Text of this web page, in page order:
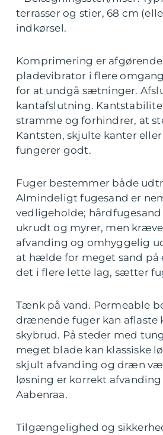
terrasser og stier, 68 cm
indkørsel.
Komprimering er
pladevibrator i flere
for at undgå sætninger.
kantafslutning.
stramme og forhindrer, at
Kantsten, skjulte kanter
fungerer godt.
Fuger bestemmer både
Almindeligt fugesand er
vedligeholde;
ukrudt og myrer, men
afvanding og omhyggelig
at hælde for meget sand på
det i flere lette lag, sætter
Tænk på vand. Permeable
drænende fuger kan aflaste
skybrud. På steder med
meget blade kan klassiske
skjult afvanding og dræn
løsning er korrekt
Aabenraa.
Tilgængelighed og